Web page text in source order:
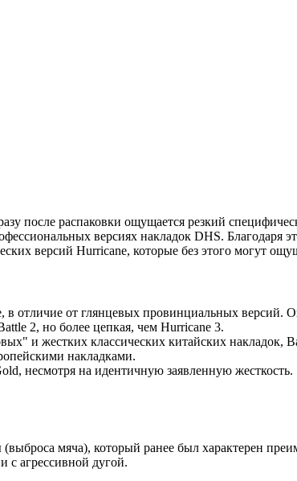
после распаковки ощущается резкий
версиях накладок DHS. Благодаря
версий Hurricane, которые без этого могут
отличие от глянцевых провинциальных версий.
2, но более цепкая, чем Hurricane 3.
и жестких классических китайских накладок,
накладками.
несмотря на идентичную заявленную жесткость.
мяча), который ранее был характерен
агрессивной дугой.